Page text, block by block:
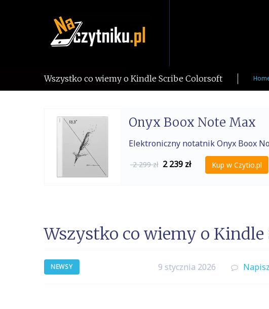
Wszystko co wiemy o Kindle Scribe Colorsoft
Onyx Boox Note Max
Elektroniczny notatnik Onyx Boox
2 299 zł 2 239 zł Kup w Czytio.pl
Wszystko co wiemy o Kindle
NEWSY 9 stycznia 2026